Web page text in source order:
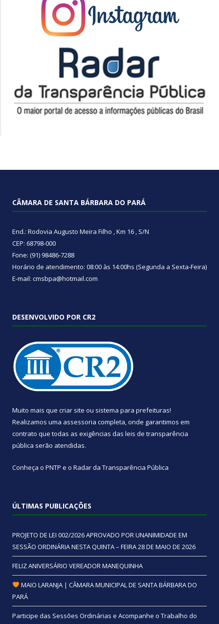
CÂMARA DE SANTA BÁRBARA DO PARÁ
End.: Rodovia Augusto Meira Filho , Km 16 , S/N
CEP: 68798-000
Fone: (91) 98486-7288
Horário de atendimento: 08:00 às 14:00hs (Segunda a Sexta-Feira)
E-mail: cmsbpa@hotmail.com
DESENVOLVIDO POR CR2
Muito mais que criar site ou sistema para prefeituras!
Realizamos uma assessoria completa, onde garantimos em
contrato que todas as exigências das leis de transparência
pública serão atendidas.
Conheça o PNTP e o Radar da Transparência Pública
ÚLTIMAS PUBLICAÇÕES
PROJETO DE LEI 002/2026 APROVADO POR UNANIMIDADE EM
SESSÃO ORDINÁRIA NESTA QUINTA – FEIRA 28 DE MAIO DE 2026
FELIZ ANIVERSÁRIO VEREADOR MANEQUINHA
MAIO LARANJA | CÂMARA MUNICIPAL DE SANTA BÁRBARA DO
PARÁ
Participe das Sessões Ordinárias e Acompanhe o Trabalho do